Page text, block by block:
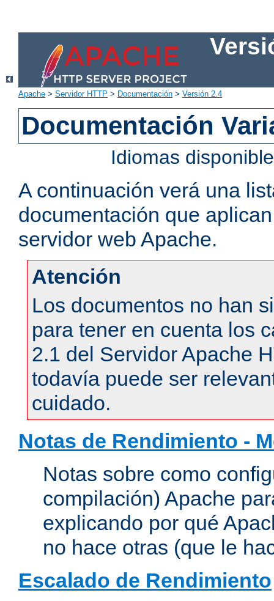
Apache > Servidor HTTP > Documentación > Versión 2.4
Documentación
Idiomas
A continuación verá una
documentación que
servidor web Apache.
Atención
Los documentos no han
para tener en cuenta los
2.1 del Servidor Apache
todavía puede ser
cuidado.
Notas de Rendimiento -
Notas sobre como
compilación) Apache
explicando por qué
no hace otras (que le
Escalado de Rendimiento